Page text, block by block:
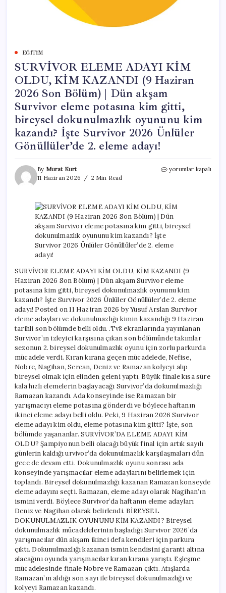
EĞITIM
SURVİVOR ELEME ADAYI KİM
OLDU, KİM KAZANDI (9 Haziran
2026 Son Bölüm) | Dün akşam
Survivor eleme potasına kim gitti,
bireysel dokunulmazlık oyununu kim
kazandı? İşte Survivor 2026 Ünlüler
Gönüllüler’de 2. eleme adayı!
By Murat Kurt
11 Haziran 2026
2 Min Read
SURVİVOR
OLDU,
KAZANDI
(9
2026
|
Dün
akşam
Survivor
eleme
kim
gitti,
bireysel
dokunulmazlık
oyununu
kim
kazandı?
İşte
Survivor
Ünlüler
Gönüllüler’de
2.
eleme
adayı!
için
yorumlar kapalı
SURVİVOR ELEME ADAYI KİM OLDU, KİM KAZANDI (9
Haziran 2026 Son Bölüm) | Dün akşam Survivor eleme
potasına kim gitti, bireysel dokunulmazlık oyununu kim
kazandı? İşte Survivor 2026 Ünlüler Gönüllüler’de 2. eleme
adayı! Posted on 11 Haziran 2026 by Yusuf Arslan Survivor
eleme adayları ve dokunulmazlığı kimin kazandığı 9 Haziran
tarihli son bölümde belli oldu. .Tv8 ekranlarında yayınlanan
Survivor’ın izleyici karşısına çıkan son bölümünde takımlar
sezonun 2. bireysel dokunulmazlık oyunu için zorlu parkurda
mücadele verdi. Kıran kırana geçen mücadelede, Nefise,
Nobre, Nagihan, Sercan, Deniz ve Ramazan kolyeyi alıp
bireysel olmak için elinden geleni yaptı. Büyük finale kısa süre
kala hızlı elemelerin başlayacağı Survivor’da dokunulmazlığı
Ramazan kazandı. Ada konseyinde ise Ramazan bir
yarışmacıyı eleme potasına gönderdi ve böylece haftanın
ikinci eleme adayı belli oldu. Peki, 9 Haziran 2026 Survivor
eleme adayı kim oldu, eleme potasına kim gitti? İşte, son
bölümde yaşananlar. SURVİVOR’DA ELEME ADAYI KİM
OLDU? Şampiyonun belli olacağı büyük final için artık sayılı
günlerin kaldığı urvivor’da dokunulmazlık karşılaşmaları dün
gece de devam etti. Dokunulmazlık oyunu sonrası ada
konseyinde yarışmacılar eleme adaylarını belirlemek için
toplandı. Bireysel dokunulmazlığı kazanan Ramazan konseyde
eleme adayını seçti. Ramazan, eleme adayı olarak Nagihan’ın
ismini verdi. Böylece Survivor’da haftanın eleme adayları
Deniz ve Nagihan olarak belirlendi. BİREYSEL
DOKUNULMAZLIK OYUNUNU KİM KAZANDI? Bireysel
dokunulmazlık mücadelelerinin başladığı Survivor 2026’da
yarışmacılar dün akşam ikinci defa kendileri için parkura
çıktı. Dokunulmazlığı kazanan ismin kendisini garanti altına
alacağını oyunda yarışmacılar kıran kırana yarıştı. Eşleşme
mücadelesinde finale Nobre ve Ramazan çıktı. Atışlarda
Ramazan’ın aldığı son sayı ile bireysel dokunulmazlığı ve
kolyeyi Ramazan kazandı.